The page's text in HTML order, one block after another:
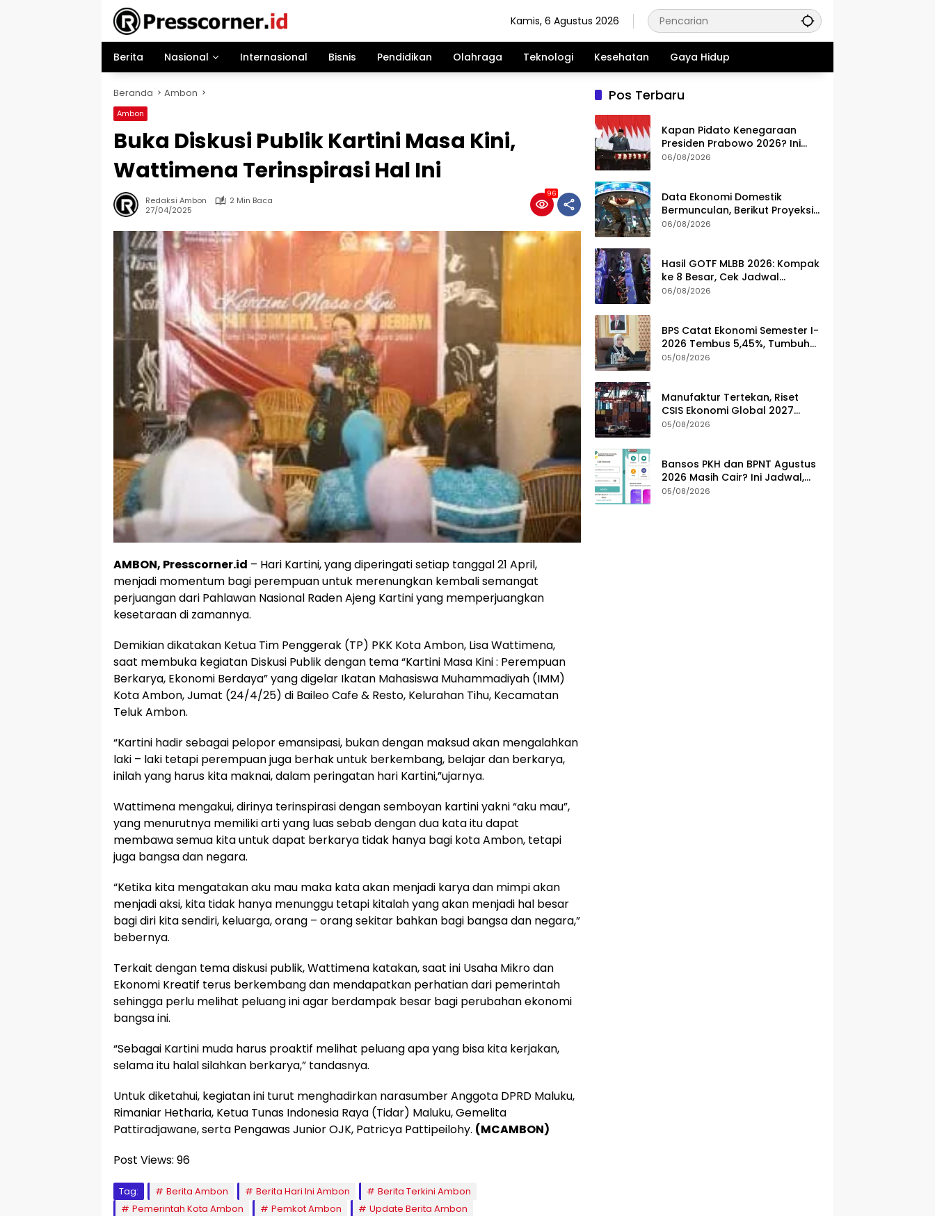
Kamis, 6 Agustus 2026
Berita Nasional Internasional Bisnis Pendidikan Olahraga Teknologi Kesehatan Gaya Hidup
Beranda Ambon
Ambon
Buka Diskusi Publik Kartini Masa Kini,
Wattimena Terinspirasi Hal Ini
Redaksi Ambon
2 Min Baca
27/04/2025
96
AMBON, Presscorner.id – Hari Kartini, yang diperingati setiap tanggal 21 April,
menjadi momentum bagi perempuan untuk merenungkan kembali semangat
perjuangan dari Pahlawan Nasional Raden Ajeng Kartini yang memperjuangkan
kesetaraan di zamannya.
Demikian dikatakan Ketua Tim Penggerak (TP) PKK Kota Ambon, Lisa Wattimena,
saat membuka kegiatan Diskusi Publik dengan tema “Kartini Masa Kini : Perempuan
Berkarya, Ekonomi Berdaya” yang digelar Ikatan Mahasiswa Muhammadiyah (IMM)
Kota Ambon, Jumat (24/4/25) di Baileo Cafe & Resto, Kelurahan Tihu, Kecamatan
Teluk Ambon.
“Kartini hadir sebagai pelopor emansipasi, bukan dengan maksud akan mengalahkan
laki – laki tetapi perempuan juga berhak untuk berkembang, belajar dan berkarya,
inilah yang harus kita maknai, dalam peringatan hari Kartini,”ujarnya.
Wattimena mengakui, dirinya terinspirasi dengan semboyan kartini yakni “aku mau”,
yang menurutnya memiliki arti yang luas sebab dengan dua kata itu dapat
membawa semua kita untuk dapat berkarya tidak hanya bagi kota Ambon, tetapi
juga bangsa dan negara.
“Ketika kita mengatakan aku mau maka kata akan menjadi karya dan mimpi akan
menjadi aksi, kita tidak hanya menunggu tetapi kitalah yang akan menjadi hal besar
bagi diri kita sendiri, keluarga, orang – orang sekitar bahkan bagi bangsa dan negara,”
bebernya.
Terkait dengan tema diskusi publik, Wattimena katakan, saat ini Usaha Mikro dan
Ekonomi Kreatif terus berkembang dan mendapatkan perhatian dari pemerintah
sehingga perlu melihat peluang ini agar berdampak besar bagi perubahan ekonomi
bangsa ini.
“Sebagai Kartini muda harus proaktif melihat peluang apa yang bisa kita kerjakan,
selama itu halal silahkan berkarya,” tandasnya.
Untuk diketahui, kegiatan ini turut menghadirkan narasumber Anggota DPRD Maluku,
Rimaniar Hetharia, Ketua Tunas Indonesia Raya (Tidar) Maluku, Gemelita
Pattiradjawane, serta Pengawas Junior OJK, Patricya Pattipeilohy. (MCAMBON)
Post Views: 96
Tag: Berita Ambon Berita Hari Ini Ambon
Berita Terkini Ambon
Pemerintah Kota Ambon
Pemkot Ambon
Update Berita Ambon
Pos Terbaru
Kapan Pidato Kenegaraan
Presiden Prabowo 2026? Ini
Jadwal, Agenda, dan
06/08/2026
Data Ekonomi Domestik
Bermunculan, Berikut Proyeksi
IHSG Hari Ini, Kamis (6/8)
06/08/2026
Hasil GOTF MLBB 2026: Kompak
ke 8 Besar, Cek Jadwal
Tanding ONIC dan Vitality
06/08/2026
BPS Catat Ekonomi Semester I-
2026 Tembus 5,45%, Tumbuh
Lebih Cepat dari Tahun 2025
05/08/2026
Manufaktur Tertekan, Riset
CSIS Ekonomi Global 2027
Justru Ditopang Sektor
05/08/2026
Bansos PKH dan BPNT Agustus
2026 Masih Cair? Ini Jadwal,
Nominal, dan Cara Cek
05/08/2026